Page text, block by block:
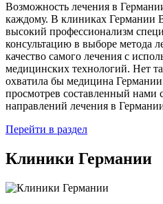
Возможность лечения в
каждому. В клиниках Германии
высокий профессионализм
консультацию в выборе метода
качество самого лечения с
медицинских технологий. Нет
охватила бы медицина
просмотрев составленный нами
направлений лечения в
Перейти в раздел
Клиники Германии